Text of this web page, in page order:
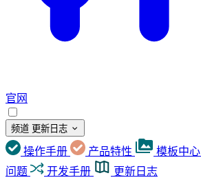
官网
频道 更新日志
操作手册 产品特性 模板中心
问题
开发手册 更新日志